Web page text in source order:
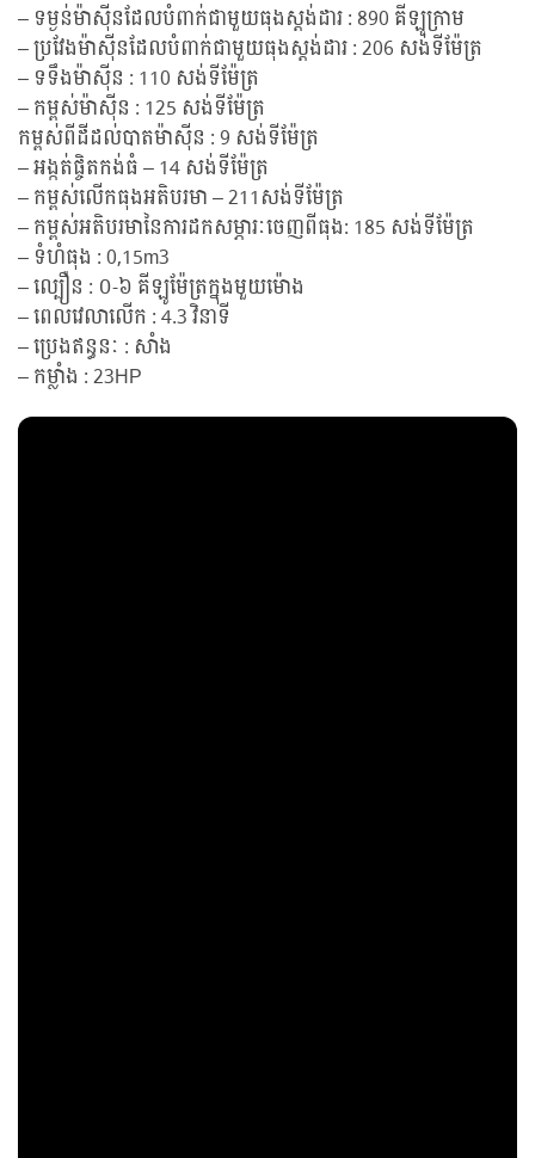
– ទម្ងន់ម៉ាស៊ីនដែលបំពាក់ជាមួយធុងស្តង់ដារ : 890 គីឡូក្រាម
– ប្រវែងម៉ាស៊ីនដែលបំពាក់ជាមួយធុងស្តង់ដារ : 206 សង់ទីម៉ែត្រ
– ទទឹងម៉ាស៊ីន : 110 សង់ទីម៉ែត្រ
– កម្ពស់ម៉ាស៊ីន : 125 សង់ទីម៉ែត្រ
កម្ពស់ពីដីដល់បាតម៉ាស៊ីន : 9 សង់ទីម៉ែត្រ
– អង្កត់ផ្ចិតកង់ធំ – 14 សង់ទីម៉ែត្រ
– កម្ពស់លើកធុងអតិបរមា – 211សង់ទីម៉ែត្រ
– កម្ពស់អតិបរមានៃការដកសម្ភារៈចេញពីធុង: 185 សង់ទីម៉ែត្រ
– ទំហំធុង : 0,15m3
– ល្បឿន : ០-៦ គីឡូម៉ែត្រក្នុងមួយម៉ោង
– ពេលវេលាលើក : 4.3 វិនាទី
– ប្រេងឥន្ធនៈ : សាំង
– កម្លាំង : 23HP